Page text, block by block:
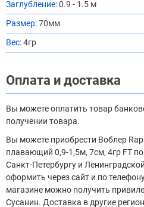
Заглубление:0.9 - 1.5 м
Размер:70мм
Вес:4гр
Оплата и доставка
Вы можете оплатить товар
получении товара.
Вы можете приобрести Воблер
плавающий 0,9-1,5м, 7см, 4гр FT
Санкт-Петербургу и
оформить через сайт и по
магазине можно получить
Сусанин. Доставка в другие